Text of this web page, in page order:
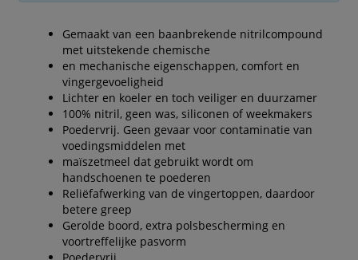
Gemaakt van een baanbrekende nitrilcompound
met uitstekende chemische
en mechanische eigenschappen, comfort en
vingergevoeligheid
Lichter en koeler en toch veiliger en duurzamer
100% nitril, geen was, siliconen of weekmakers
Poedervrij. Geen gevaar voor contaminatie van
voedingsmiddelen met
maïszetmeel dat gebruikt wordt om
handschoenen te poederen
Reliëfafwerking van de vingertoppen, daardoor
betere greep
Gerolde boord, extra polsbescherming en
voortreffelijke pasvorm